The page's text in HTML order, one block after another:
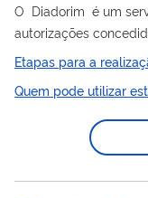
O Diadorim é um serviço de informações relativas às
autorizações
dos artigos das
acesso aberto.
Etapas para a
Quem pode utilizar